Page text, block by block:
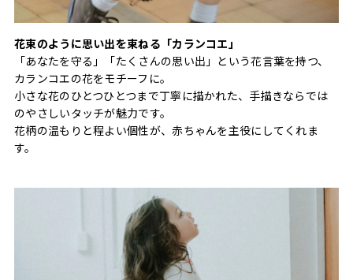
花束のように思い出を束ねる「カランコエ」
「あなたを守る」「たくさんの思い出」という花言葉を持つ、
カランコエの花をモチーフに。
小さな花のひとつひとつまで丁寧に描かれた、手描きならでは
のやさしいタッチが魅力です。
花柄の温もりと程よい個性が、赤ちゃんを主役にしてくれま
す。